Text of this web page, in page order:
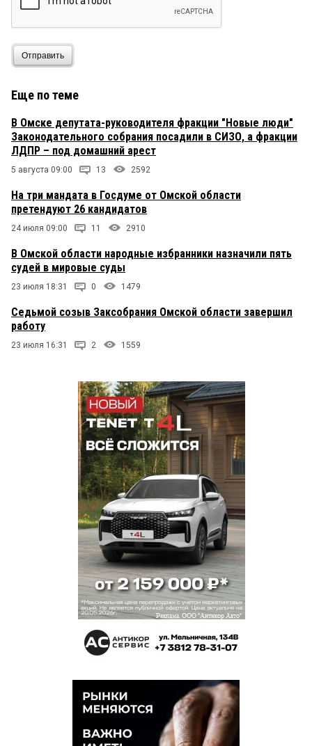
Отправить
Еще по теме
В Омске депутата-руководителя фракции "Новые люди"
Законодательного собрания посадили в СИЗО, а фракции
ЛДПР – под домашний арест
5 августа 09:00 13 2592
На три мандата в Госдуме от Омской области
претендуют 26 кандидатов
24 июля 09:00 11 2910
В Омской области народные избранники назначили пять
судей в мировые суды
23 июля 18:31 0 1479
Седьмой созыв Заксобрания Омской области завершил
работу
23 июля 16:31 2 1559